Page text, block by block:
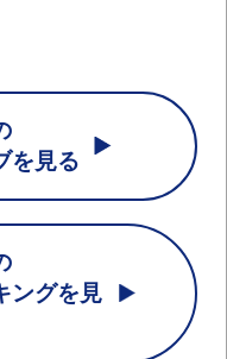
を見る
ングを見